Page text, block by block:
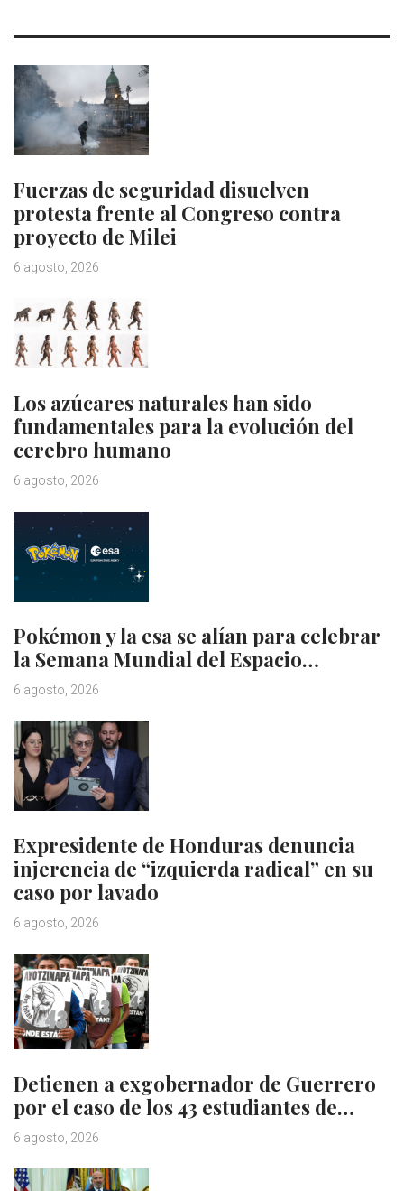
Fuerzas de seguridad disuelven
protesta frente al Congreso contra
proyecto de Milei
6 agosto, 2026
Los azúcares naturales han sido
fundamentales para la evolución del
cerebro humano
6 agosto, 2026
Pokémon y la esa se alían para celebrar
la Semana Mundial del Espacio…
6 agosto, 2026
Expresidente de Honduras denuncia
injerencia de “izquierda radical” en su
caso por lavado
6 agosto, 2026
Detienen a exgobernador de Guerrero
por el caso de los 43 estudiantes de…
6 agosto, 2026